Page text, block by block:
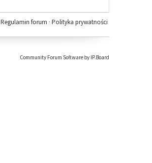
Polityka prywatności
Regulamin forum ·
Community Forum Software by IP.Board